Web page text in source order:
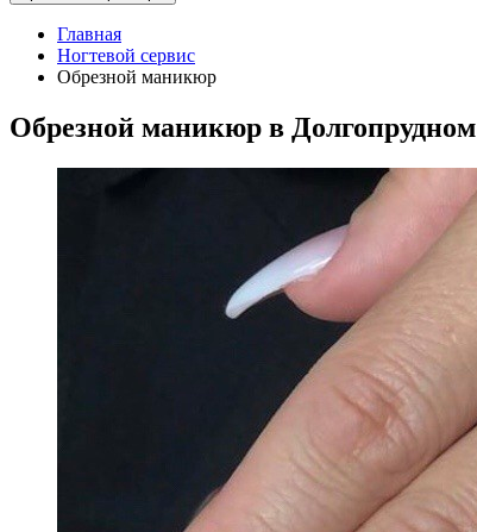
Главная
Ногтевой сервис
Обрезной маникюр
Обрезной маникюр в Долгопрудном